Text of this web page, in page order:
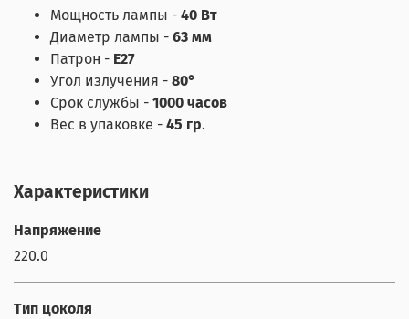
Мощность лампы - 40 Вт
Диаметр лампы - 63 мм
Патрон - Е27
Угол излучения - 80°
Срок службы - 1000 часов
Вес в упаковке - 45 гр.
Характеристики
Напряжение
220.0
Тип цоколя